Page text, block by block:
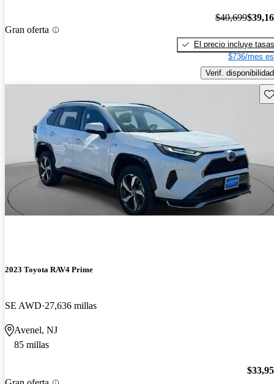
Gran oferta
$40,699
El precio incluye tasas
$736/mes
Verif. disponibilidad
2023 Toyota RAV4 Prime
SE AWD 27,636 millas
Avenel, NJ
85 millas